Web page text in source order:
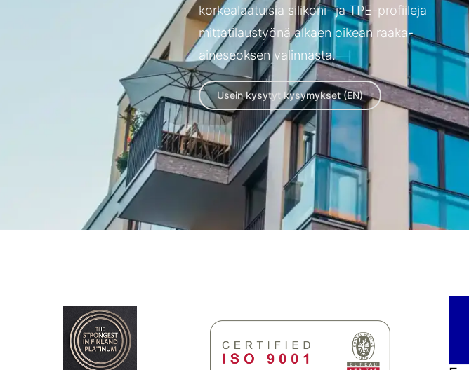
korkealaatuisia silikoni- ja TPE-profiileja
mittatilaustyönä alkaen oikean raaka-
aineseoksen valinnasta.
Usein kysytyt kysymykset (EN)